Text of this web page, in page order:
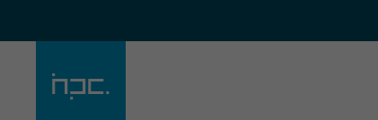
Der Eintrag "offcanvas-col1"
existiert leider nicht.
Der